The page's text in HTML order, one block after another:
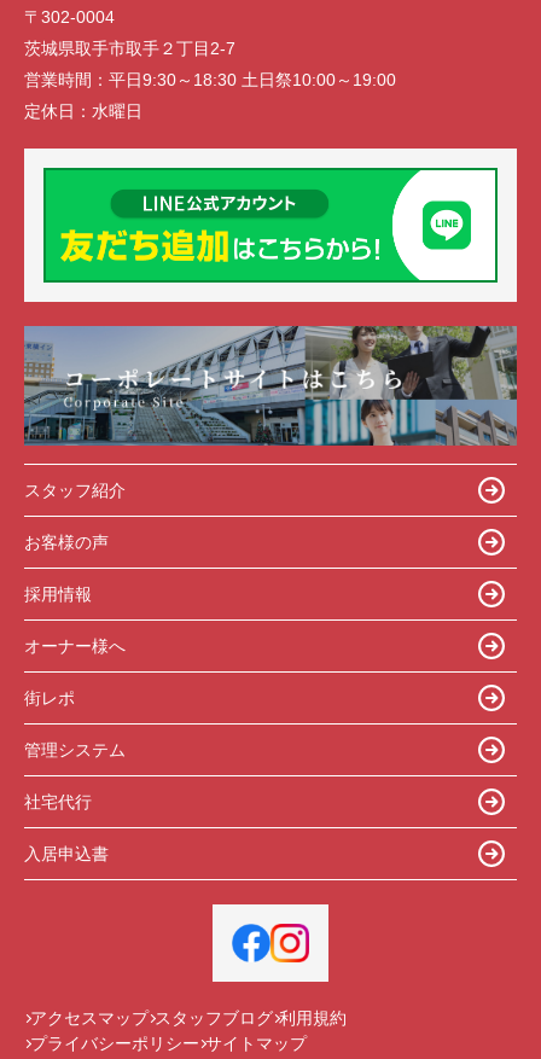
〒302-0004
茨城県取手市取手２丁目2-7
営業時間： 平日9:30～18:30 土日祭10:00～19:00
定休日： 水曜日
スタッフ紹介
お客様の声
採用情報
オーナー様へ
街レポ
管理システム
社宅代行
入居申込書
アクセスマップ スタッフブログ 利用規約
プライバシーポリシー サイトマップ